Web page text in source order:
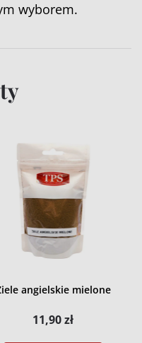
wyborem.
angielskie mielone
11,90zł